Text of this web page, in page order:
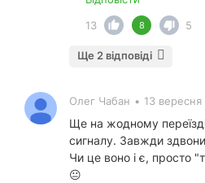
13
8 5
Ще 2 відповіді
Олег Чабан • 13
Ще на жодному
сигналу. Завжди
Чи це воно і є, просто
😐